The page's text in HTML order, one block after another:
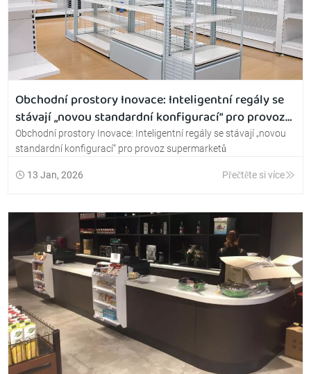
Obchodní prostory Inovace: Inteligentní regály se
stávají „novou standardní konfigurací“ pro provoz
supermarketů
Obchodní prostory Inovace: Inteligentní regály se stávají „novou
standardní konfigurací“ pro provoz supermarketů
13 Jan, 2026 Přečtěte si více